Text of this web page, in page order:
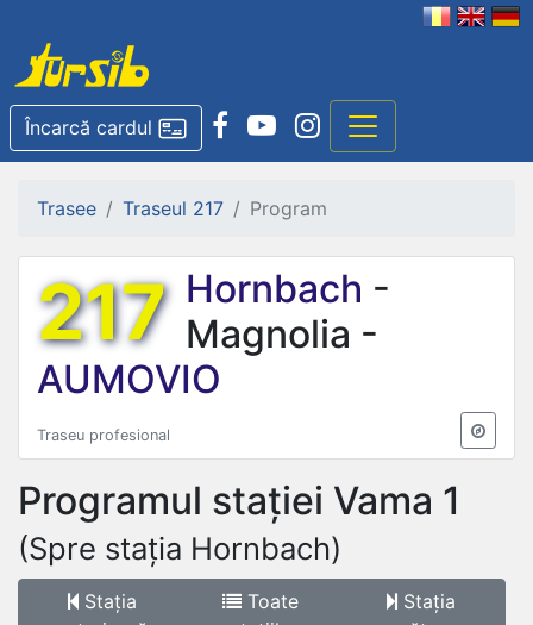
Încarcă cardul
Trasee Traseul 217 Program
217 Hornbach -
Magnolia -
AUMOVIO
Traseu profesional
Programul stației Vama 1
(Spre stația Hornbach)
Stația
Toate
Stația